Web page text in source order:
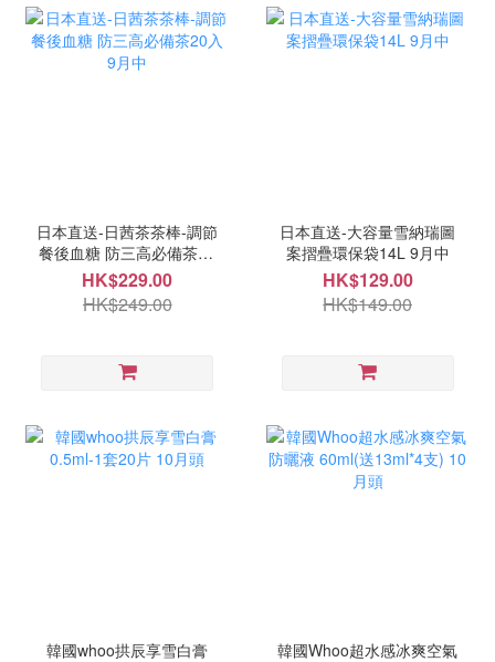
日本直送-日茜茶茶棒-調節
餐後血糖 防三高必備茶20
入 9月中
HK$229.00
HK$249.00
日本直送-大容量雪納瑞圖
案摺疊環保袋14L 9月中
HK$129.00
HK$149.00
韓國whoo拱辰享雪白膏
韓國Whoo超水感冰爽空氣